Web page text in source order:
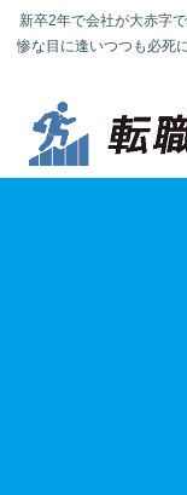
新卒2年で会社が大赤字
惨な目に逢いつつも必死